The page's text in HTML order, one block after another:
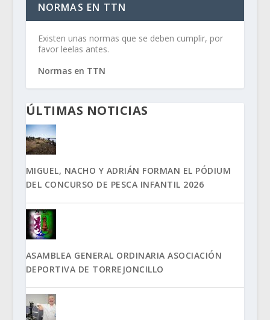
NORMAS EN TTN
Existen unas normas que se deben cumplir, por
favor leelas antes.
Normas en TTN
ÚLTIMAS NOTICIAS
MIGUEL, NACHO Y ADRIÁN FORMAN EL PÓDIUM
DEL CONCURSO DE PESCA INFANTIL 2026
ASAMBLEA GENERAL ORDINARIA ASOCIACIÓN
DEPORTIVA DE TORREJONCILLO